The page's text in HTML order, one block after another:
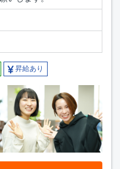
昇給あり